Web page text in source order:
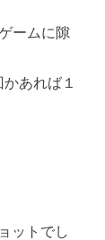
ームに隙
あれば１
ットでし